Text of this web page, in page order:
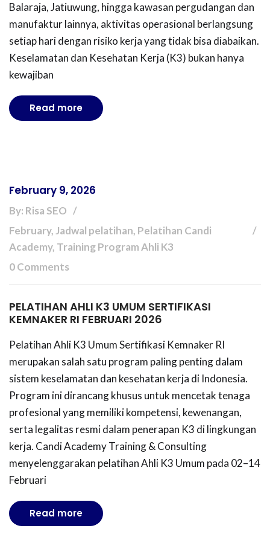
Balaraja, Jatiuwung, hingga kawasan pergudangan dan
manufaktur lainnya, aktivitas operasional berlangsung
setiap hari dengan risiko kerja yang tidak bisa diabaikan.
Keselamatan dan Kesehatan Kerja (K3) bukan hanya
kewajiban
Read more
February 9, 2026
By: Risa SEO
February, Jadwal pelatihan, Pelatihan Candi
Academy, Training Program Ahli K3
0 Comments
PELATIHAN AHLI K3 UMUM SERTIFIKASI
KEMNAKER RI FEBRUARI 2026
Pelatihan Ahli K3 Umum Sertifikasi Kemnaker RI
merupakan salah satu program paling penting dalam
sistem keselamatan dan kesehatan kerja di Indonesia.
Program ini dirancang khusus untuk mencetak tenaga
profesional yang memiliki kompetensi, kewenangan,
serta legalitas resmi dalam penerapan K3 di lingkungan
kerja. Candi Academy Training & Consulting
menyelenggarakan pelatihan Ahli K3 Umum pada 02–14
Februari
Read more